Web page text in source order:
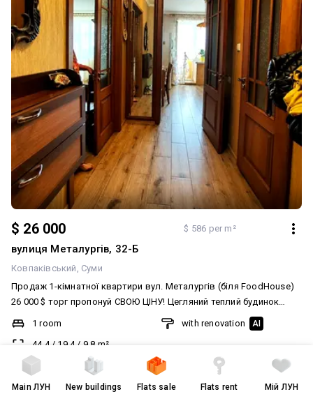
$ 26 000 $ 586 per m²
вулиця Металургів, 32-Б
Ковпаківський Суми
Продаж 1-кімнатної квартири вул. Металургів (біля FoodHouse)
26 000 $ торг пропонуй СВОЮ ЦІНУ! Цегляний теплий будинок
Гарний косметичний ремонт Металопластикові вікна Два
залишити) Вдала локація: зручна транспортна розвязка, поруч
супермаркети, кавярні, спортивний зал, аптеки та вся необхідна
інфраструктура для комфортного життя.
1 room
44.4 / 19.4 / 9.8 m²
with renovation AI
28 липня created 28 липня
MainЛУН New buildings Flats sale Flats rent Мій ЛУН